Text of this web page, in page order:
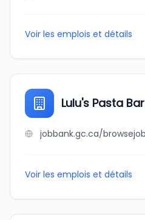
Voir les emplois et détails
Lulu's Pasta Bar
Voir les emplois et détails